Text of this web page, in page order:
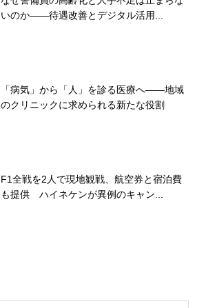
いのか――待遇改善とデジタル活用...
「病気」から「人」を診る医療へ――地域
のクリニックに求められる新たな役割
F1全戦を2人で現地観戦、航空券と宿泊費
も提供 ハイネケンが異例のキャン...